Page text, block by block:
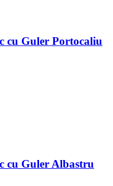
cu Guler Portocaliu
cu Guler Albastru